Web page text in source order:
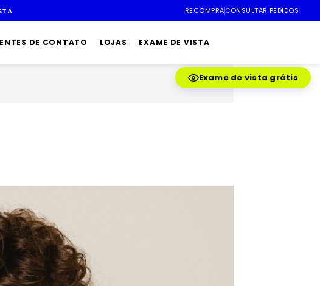
RECOMPRACONSULTAR PEDIDOS
DE CONTATO LOJAS EXAME DE VISTA
Exame de vista grátis